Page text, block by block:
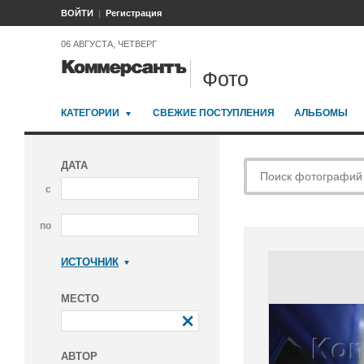
ВОЙТИ Регистрация
06 АВГУСТА, ЧЕТВЕРГ
Фото
КАТЕГОРИИ СВЕЖИЕ ПОСТУПЛЕНИЯ АЛЬБОМЫ
ДАТА
с
по
ИСТОЧНИК
МЕСТО
АВТОР